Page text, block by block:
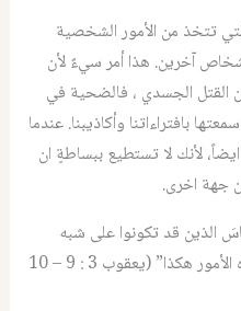
تتخذ من الأمور الشخصية
آخرين. هذا أمر سيءٌ لأن
القتل الجسدي ، فالضحية في
بافتراءاتنا وأكاذيبنا. عندما
لأنك لا تستطيع ببساطةٍ ان
جهة اخرى.
الذين قد تكونوا على شبه
الله…لايصلح يا اخوتي أن تكون هذه الأمور هكذا” (يعقوب 3 : 9 – 10